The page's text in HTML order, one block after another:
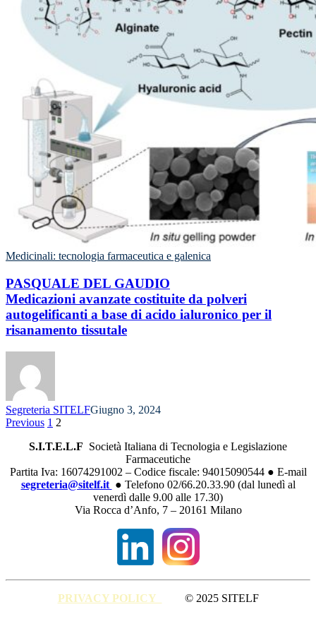
Medicinali: tecnologia farmaceutica e galenica
PASQUALE DEL GAUDIO
Medicazioni avanzate costituite da polveri
autogelificanti a base di acido ialuronico per il
risanamento tissutale
Segreteria SITELFGiugno 3, 2024
Previous 1 2
S.I.T.E.L.F Società Italiana di Tecnologia e Legislazione
Farmaceutiche
Partita Iva: 16074291002 – Codice fiscale: 94015090544 ● E-mail
segreteria@sitelf.it ● Telefono 02/66.20.33.90 (dal lunedì al
venerdì dalle 9.00 alle 17.30)
Via Rocca d’Anfo, 7 – 20161 Milano
PRIVACY POLICY © 2025 SITELF